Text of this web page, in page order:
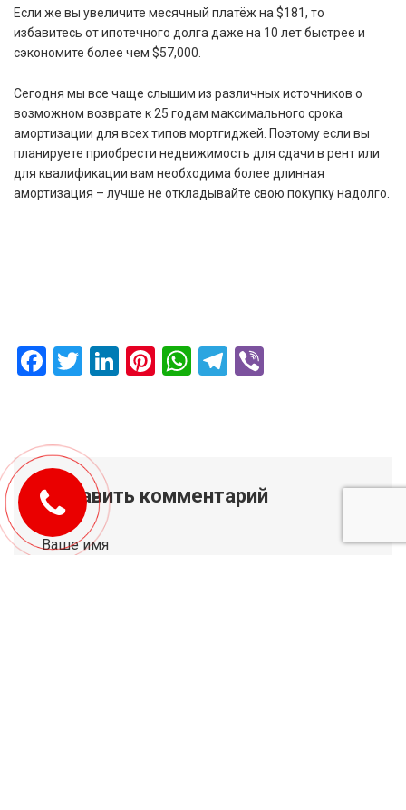
Если же вы увеличите месячный платёж на $181, то
избавитесь от ипотечного долга даже на 10 лет быстрее и
сэкономите более чем $57,000.
Сегодня мы все чаще слышим из различных источников о
возможном возврате к 25 годам максимального срока
амортизации для всех типов мортгиджей. Поэтому если вы
планируете приобрести недвижимость для сдачи в рент или
для квалификации вам необходима более длинная
амортизация – лучше не откладывайте свою покупку надолго.
Facebook
Twitter
LinkedIn
Pinterest
WhatsApp
Telegram
Добавить комментарий